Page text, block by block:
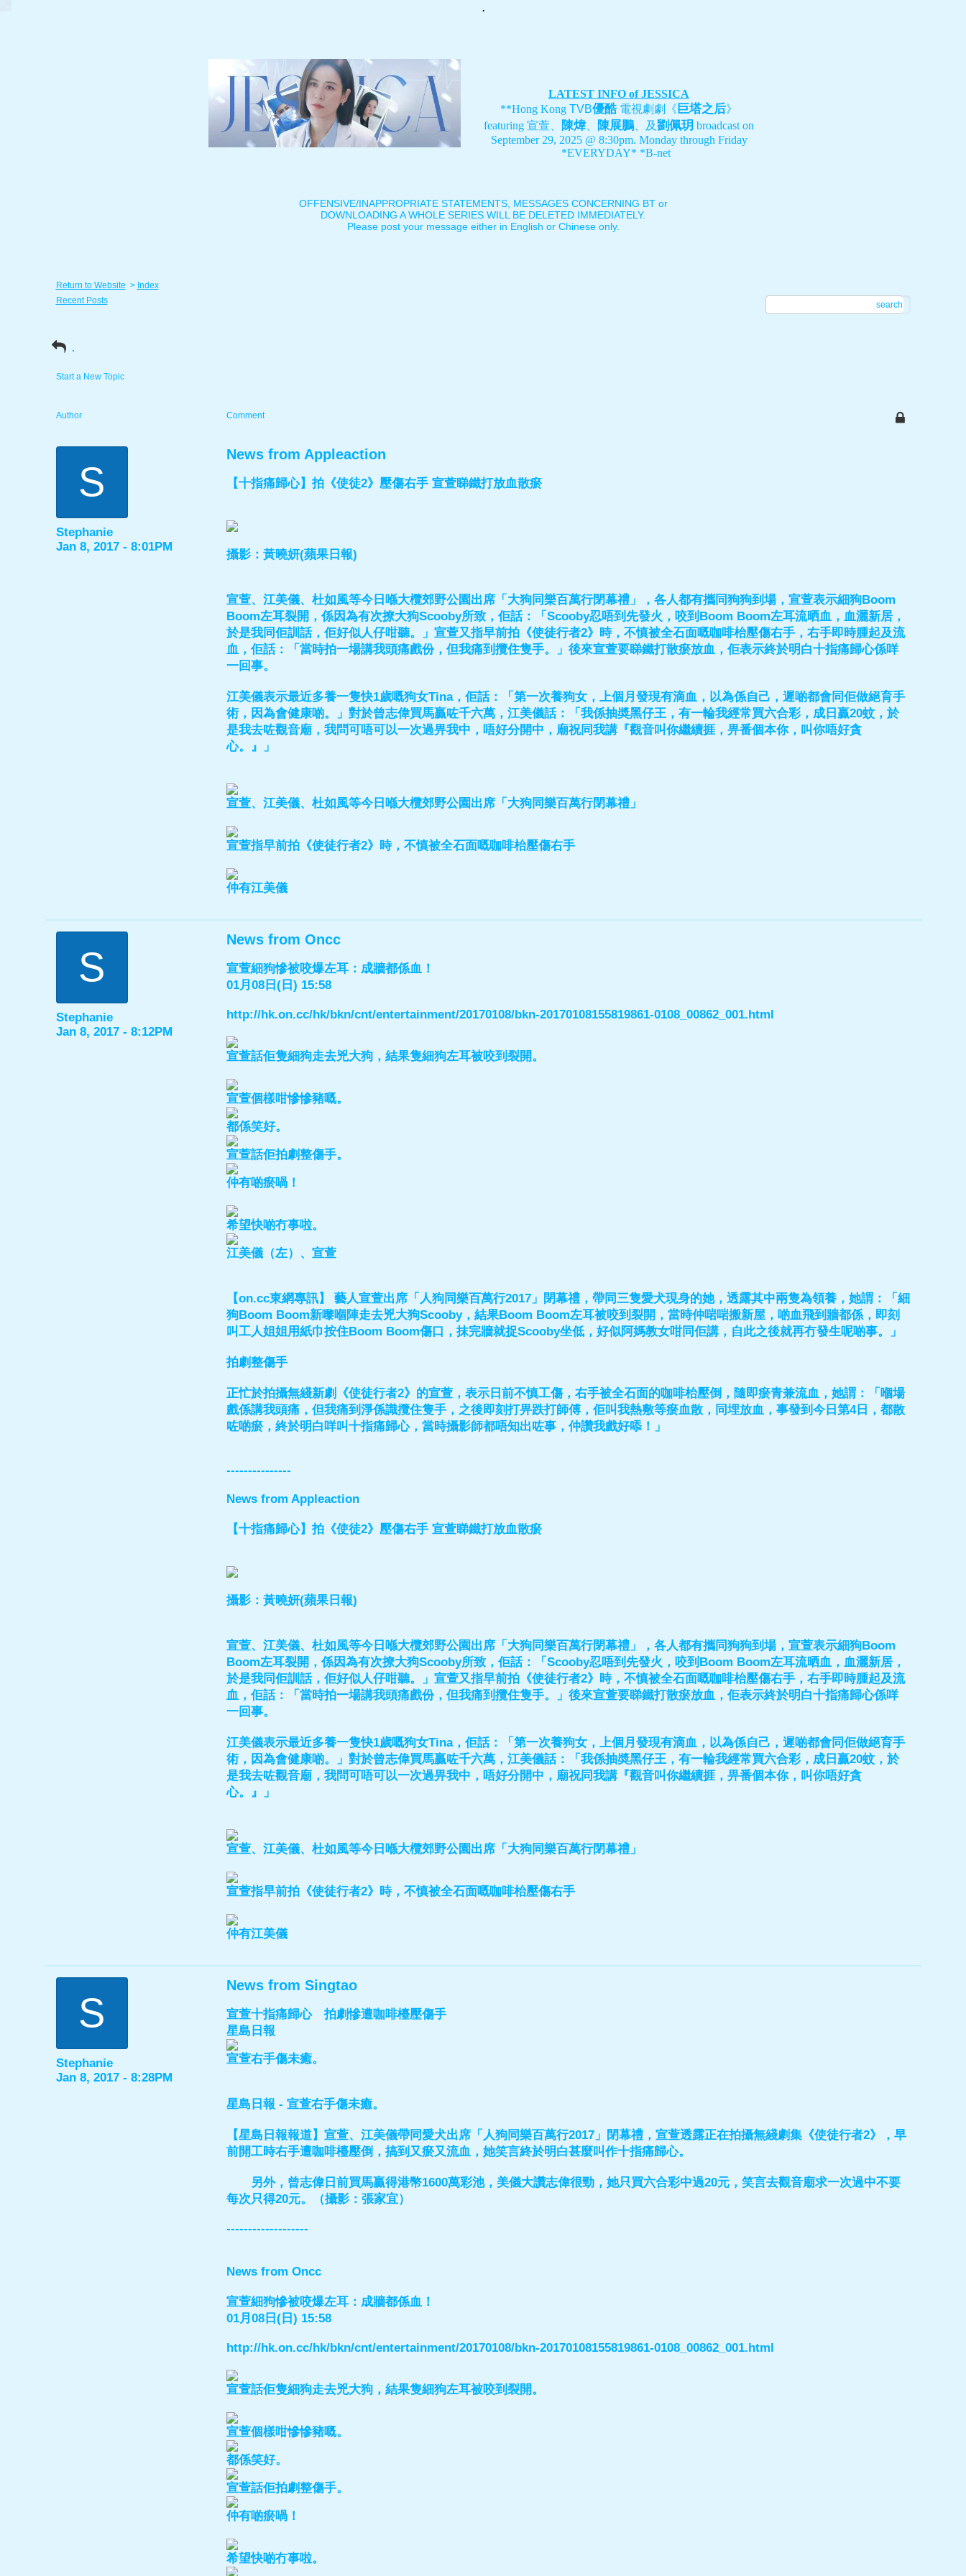
.
LATEST INFO of JESSICA
**Hong Kong TVB優酷電視劇劇《 巨塔之后》
featuring 宣萱、 陳煒、 陳展鵬 、及劉佩玥 broadcast on
September 29, 2025 @ 8:30pm. Monday through Friday
*EVERYDAY* *B-net
OFFENSIVE/INAPPROPRIATE STATEMENTS, MESSAGES CONCERNING BT or
DOWNLOADING A WHOLE SERIES WILL BE DELETED IMMEDIATELY.
Please post your message either in English or Chinese only.
Return to Website > Index
Recent Posts
search
.
Start a New Topic
Author Comment
S
Stephanie
Jan 8, 2017 - 8:01PM
News from Appleaction
【十指痛歸心】拍《使徒2》壓傷右手 宣萱睇鐵打放血散瘀
攝影：黃曉妍(蘋果日報)
宣萱、江美儀、杜如風等今日喺大欖郊野公園出席「大狗同樂百萬行閉幕禮」，各人都有攜同狗狗到場，宣萱表示細狗Boom
Boom左耳裂開，係因為有次撩大狗Scooby所致，佢話：「Scooby忍唔到先發火，咬到Boom Boom左耳流晒血，血灑新居，
於是我同佢訓話，佢好似人仔咁聽。」宣萱又指早前拍《使徒行者2》時，不慎被全石面嘅咖啡枱壓傷右手，右手即時腫起及流
血，佢話：「當時拍一場講我頭痛戲份，但我痛到攬住隻手。」後來宣萱要睇鐵打散瘀放血，佢表示終於明白十指痛歸心係咩
一回事。
江美儀表示最近多養一隻快1歲嘅狗女Tina，佢話：「第一次養狗女，上個月發現有滴血，以為係自己，遲啲都會同佢做絕育手
術，因為會健康啲。」對於曾志偉買馬贏咗千六萬，江美儀話：「我係抽奬黑仔王，有一輪我經常買六合彩，成日贏20蚊，於
是我去咗觀音廟，我問可唔可以一次過畀我中，唔好分開中，廟祝同我講『觀音叫你繼續捱，畀番個本你，叫你唔好貪
心。』」
宣萱、江美儀、杜如風等今日喺大欖郊野公園出席「大狗同樂百萬行閉幕禮」
宣萱指早前拍《使徒行者2》時，不慎被全石面嘅咖啡枱壓傷右手
仲有江美儀
S
Stephanie
Jan 8, 2017 - 8:12PM
News from Oncc
宣萱細狗慘被咬爆左耳：成牆都係血！
01月08日(日) 15:58
http://hk.on.cc/hk/bkn/cnt/entertainment/20170108/bkn-20170108155819861-0108_00862_001.html
宣萱話佢隻細狗走去兇大狗，結果隻細狗左耳被咬到裂開。
宣萱個樣咁慘慘豬嘅。
都係笑好。
宣萱話佢拍劇整傷手。
仲有啲瘀喎！
希望快啲冇事啦。
江美儀（左）、宣萱
【on.cc東網專訊】 藝人宣萱出席「人狗同樂百萬行2017」閉幕禮，帶同三隻愛犬現身的她，透露其中兩隻為領養，她謂：「細
狗Boom Boom新嚟嗰陣走去兇大狗Scooby，結果Boom Boom左耳被咬到裂開，當時仲啱啱搬新屋，啲血飛到牆都係，即刻
叫工人姐姐用紙巾按住Boom Boom傷口，抹完牆就捉Scooby坐低，好似阿媽教女咁同佢講，自此之後就再冇發生呢啲事。」
拍劇整傷手
正忙於拍攝無綫新劇《使徒行者2》的宣萱，表示日前不慎工傷，右手被全石面的咖啡枱壓倒，隨即瘀青兼流血，她謂：「嗰場
戲係講我頭痛，但我痛到淨係識攬住隻手，之後即刻打畀跌打師傅，佢叫我熱敷等瘀血散，同埋放血，事發到今日第4日，都散
咗啲瘀，終於明白咩叫十指痛歸心，當時攝影師都唔知出咗事，仲讚我戲好㖭！」
---------------
News from Appleaction
【十指痛歸心】拍《使徒2》壓傷右手 宣萱睇鐵打放血散瘀
攝影：黃曉妍(蘋果日報)
宣萱、江美儀、杜如風等今日喺大欖郊野公園出席「大狗同樂百萬行閉幕禮」，各人都有攜同狗狗到場，宣萱表示細狗Boom
Boom左耳裂開，係因為有次撩大狗Scooby所致，佢話：「Scooby忍唔到先發火，咬到Boom Boom左耳流晒血，血灑新居，
於是我同佢訓話，佢好似人仔咁聽。」宣萱又指早前拍《使徒行者2》時，不慎被全石面嘅咖啡枱壓傷右手，右手即時腫起及流
血，佢話：「當時拍一場講我頭痛戲份，但我痛到攬住隻手。」後來宣萱要睇鐵打散瘀放血，佢表示終於明白十指痛歸心係咩
一回事。
江美儀表示最近多養一隻快1歲嘅狗女Tina，佢話：「第一次養狗女，上個月發現有滴血，以為係自己，遲啲都會同佢做絕育手
術，因為會健康啲。」對於曾志偉買馬贏咗千六萬，江美儀話：「我係抽奬黑仔王，有一輪我經常買六合彩，成日贏20蚊，於
是我去咗觀音廟，我問可唔可以一次過畀我中，唔好分開中，廟祝同我講『觀音叫你繼續捱，畀番個本你，叫你唔好貪
心。』」
宣萱、江美儀、杜如風等今日喺大欖郊野公園出席「大狗同樂百萬行閉幕禮」
宣萱指早前拍《使徒行者2》時，不慎被全石面嘅咖啡枱壓傷右手
仲有江美儀
S
Stephanie
Jan 8, 2017 - 8:28PM
News from Singtao
宣萱十指痛歸心 拍劇慘遭咖啡檯壓傷手
星島日報
宣萱右手傷未癒。
星島日報 - 宣萱右手傷未癒。
【星島日報報道】宣萱、江美儀帶同愛犬出席「人狗同樂百萬行2017」閉幕禮，宣萱透露正在拍攝無綫劇集《使徒行者2》，早
前開工時右手遭咖啡檯壓倒，搞到又瘀又流血，她笑言終於明白甚麼叫作十指痛歸心。
另外，曾志偉日前買馬贏得港幣1600萬彩池，美儀大讚志偉很勁，她只買六合彩中過20元，笑言去觀音廟求一次過中不要
每次只得20元。（攝影：張家宜）
-------------------
News from Oncc
宣萱細狗慘被咬爆左耳：成牆都係血！
01月08日(日) 15:58
http://hk.on.cc/hk/bkn/cnt/entertainment/20170108/bkn-20170108155819861-0108_00862_001.html
宣萱話佢隻細狗走去兇大狗，結果隻細狗左耳被咬到裂開。
宣萱個樣咁慘慘豬嘅。
都係笑好。
宣萱話佢拍劇整傷手。
仲有啲瘀喎！
希望快啲冇事啦。